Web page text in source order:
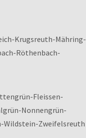
Krugsreuth-Mähring-
Röthenbach-
Fleissen-
Nonnengrün-
Wildstein-Zweifelsreuth